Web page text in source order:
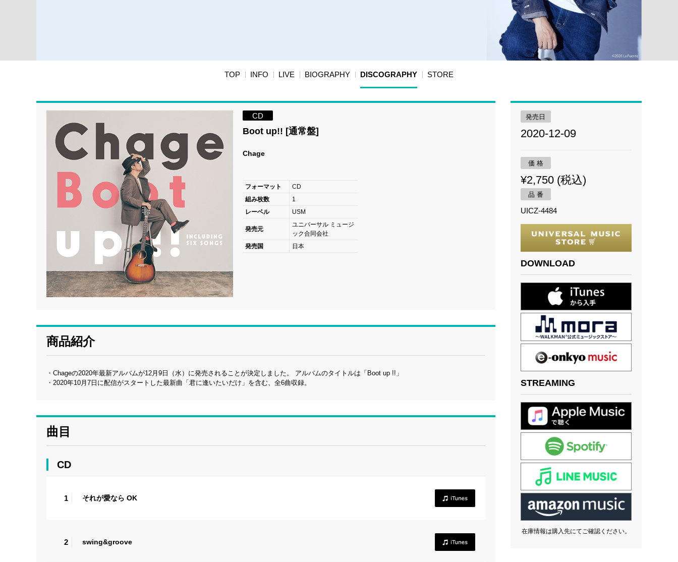
TOP INFO LIVE BIOGRAPHY DISCOGRAPHY STORE
CD
Boot up!! [通常盤]
Chage
フォーマット
CD
組み枚数
1
レーベル
USM
発売元
ユニバーサル ミュージ
ック合同会社
発売国
日本
商品紹介
・Chageの2020年最新アルバムが12月9日（水）に発売されることが決定しました。 アルバムのタイトルは「Boot up !!」
・2020年10月7日に配信がスタートした最新曲「君に逢いたいだけ」を含む、全6曲収録。
曲目
CD
1 それが愛なら OK
2 swing&groove
発売日
2020-12-09
価 格
¥2,750 (税込)
品 番
UICZ-4484
DOWNLOAD
STREAMING
在庫情報は購入先にてご確認ください。